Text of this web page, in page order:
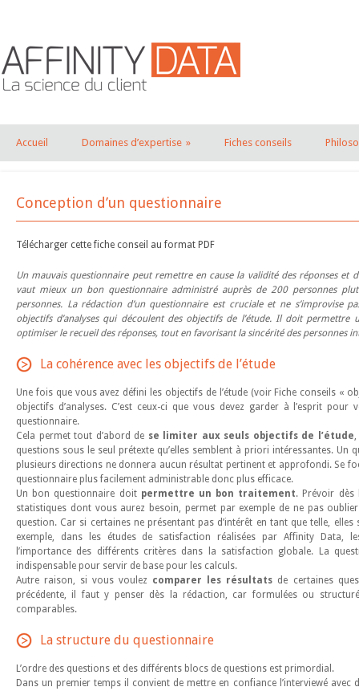
Accueil Domaines d’expertise » Fiches conseils
Conception d’un questionnaire
Télécharger cette fiche conseil au format PDF
Un mauvais questionnaire peut remettre en cause la validité des réponses et
vaut mieux un bon questionnaire administré auprès de 200 personnes
personnes. La rédaction d’un questionnaire est cruciale et ne s’improvise
objectifs d’analyses qui découlent des objectifs de l’étude. Il doit
optimiser le recueil des réponses, tout en favorisant la sincérité des personnes
La cohérence avec les objectifs de l’étude
Une fois que vous avez défini les objectifs de l’étude (voir Fiche conseils «
objectifs d’analyses. C’est ceux-ci que vous devez garder à l’esprit
questionnaire.
Cela permet tout d’abord de se limiter aux seuls objectifs de l’étude
questions sous le seul prétexte qu’elles semblent à priori intéressantes.
plusieurs directions ne donnera aucun résultat pertinent et approfondi. Se
questionnaire plus facilement administrable donc plus efficace.
Un bon questionnaire doit permettre un bon traitement. Prévoir dès
statistiques dont vous aurez besoin, permet par exemple de ne pas
question. Car si certaines ne présentant pas d’intérêt en tant que telle,
exemple, dans les études de satisfaction réalisées par Affinity Data,
l’importance des différents critères dans la satisfaction globale. La
indispensable pour servir de base pour les calculs.
Autre raison, si vous voulez comparer les résultats de certaines
précédente, il faut y penser dès la rédaction, car formulées ou
comparables.
La structure du questionnaire
L’ordre des questions et des différents blocs de questions est primordial.
Dans un premier temps il convient de mettre en confiance l’interviewé avec